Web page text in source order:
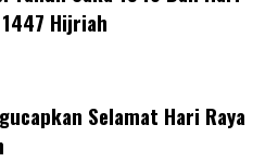
Hijriah
Selamat Hari Raya